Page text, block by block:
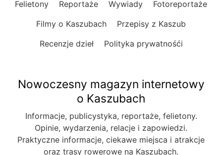
Felietony Reportaże Wywiady
Fotoreportaże
Filmy o Kaszubach
Przepisy z Kaszub
Recenzje dzieł
Polityka prywatnośći
Nowoczesny magazyn internetowy
o Kaszubach
Informacje, publicystyka, reportaże, felietony.
Opinie, wydarzenia, relacje i zapowiedzi.
Praktyczne informacje, ciekawe miejsca i atrakcje
oraz trasy rowerowe na Kaszubach.